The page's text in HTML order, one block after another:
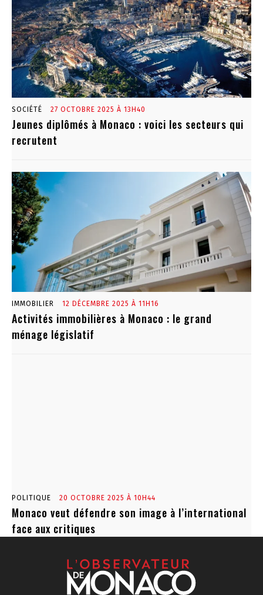
SOCIÉTÉ 27 OCTOBRE 2025 À 13H40
Jeunes diplômés à Monaco : voici les secteurs qui
recrutent
IMMOBILIER 12 DÉCEMBRE 2025 À 11H16
Activités immobilières à Monaco : le grand
ménage législatif
POLITIQUE 20 OCTOBRE 2025 À 10H44
Monaco veut défendre son image à l’international
face aux critiques